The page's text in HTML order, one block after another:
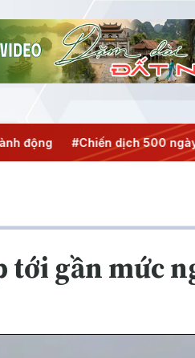
#Chiến dịch 500 ngày đêm
gần mức